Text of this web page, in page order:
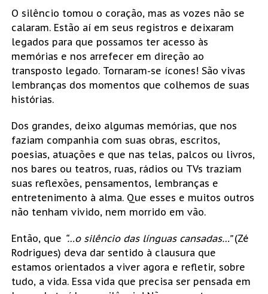
O silêncio tomou o coração, mas as vozes não se
calaram. Estão aí em seus registros e deixaram
legados para que possamos ter acesso às
memórias e nos arrefecer em direção ao
transposto legado. Tornaram-se ícones! São vivas
lembranças dos momentos que colhemos de suas
histórias.
Dos grandes, deixo algumas memórias, que nos
faziam companhia com suas obras, escritos,
poesias, atuações e que nas telas, palcos ou livros,
nos bares ou teatros, ruas, rádios ou TVs traziam
suas reflexões, pensamentos, lembranças e
entretenimento à alma. Que esses e muitos outros
não tenham vivido, nem morrido em vão.
Então, que “…o silêncio das línguas cansadas…”(Zé
Rodrigues) deva dar sentido à clausura que
estamos orientados a viver agora e refletir, sobre
tudo, a vida. Essa vida que precisa ser pensada em